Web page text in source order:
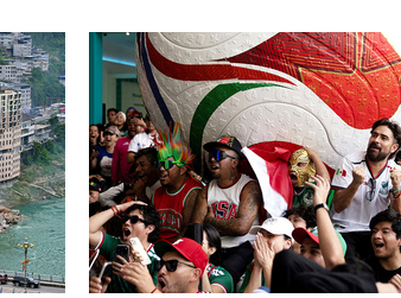
вчера, 18:00Совет
выбрал подрядчика
строительства
Газе
вчера, 17:50
снять «Яблоко» с
Госдуму
вчера, 17:45
получит «золотую
управлении
Шереметьево